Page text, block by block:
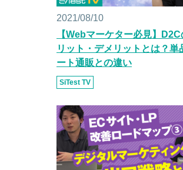
2021/08/10
【Webマーケター必見】D2C
リット・デメリットとは？単
ート通販との違い
SiTest TV